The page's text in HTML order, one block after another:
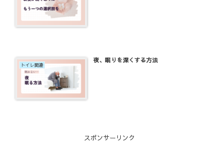
トイレ関連
夜、眠りを深くする方法
スポンサーリンク